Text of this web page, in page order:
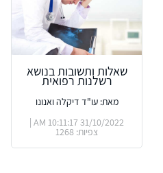
שאלות ותשובות בנושא
רשלנות רפואית
מאת: עו"ד דיקלה ואנונו
31/10/2022 10:11:17 AM |
צפיות: 1268